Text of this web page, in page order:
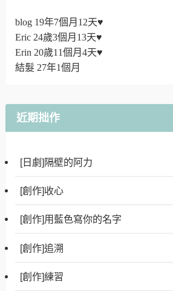
blog 19年7個月12天♥
Eric 24歲3個月13天♥
Erin 20歲11個月4天♥
結髮 27年1個月
近期拙作
[日劇]隔壁的阿力
[創作]收心
[創作]用藍色寫你的名字
[創作]追溯
[創作]練習